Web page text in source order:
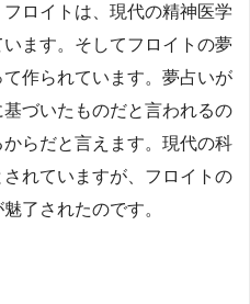
フロイトは、現代の精神医学
ます。そしてフロイトの夢
作られています。夢占いが
づいたものだと言われるの
らだと言えます。現代の科
れていますが、フロイトの
了されたのです。